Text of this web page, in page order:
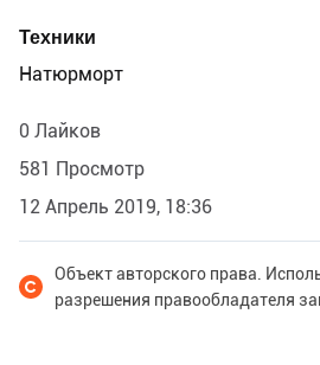
Техники
Натюрморт
0 Лайков
581 Просмотр
12 Апрель 2019, 18:36
Объект авторского права.
разрешения правообладателя